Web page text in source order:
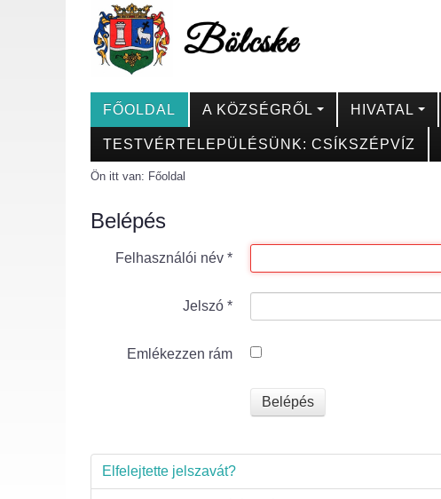
FŐOLDAL A KÖZSÉGRŐL HIVATAL
TESTVÉRTELEPÜLÉSÜNK: CSÍKSZÉPVÍZ
Ön itt van: Főoldal
Belépés
Felhasználói név *
Jelszó *
Emlékezzen rám
Belépés
Elfelejtette jelszavát?